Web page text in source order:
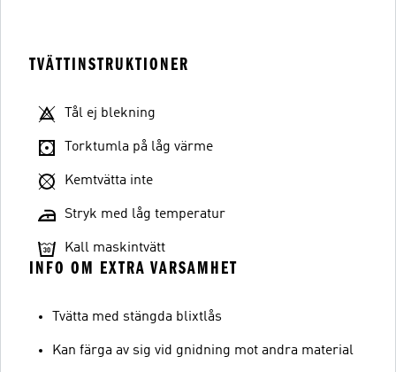
TVÄTTINSTRUKTIONER
Tål ej blekning
Torktumla på låg värme
Kemtvätta inte
Stryk med låg temperatur
Kall maskintvätt
INFO OM EXTRA VARSAMHET
Tvätta med stängda blixtlås
Kan färga av sig vid gnidning mot andra material